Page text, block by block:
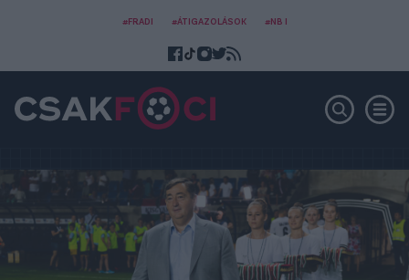
#FRADI #ÁTIGAZOLÁSOK #NB I